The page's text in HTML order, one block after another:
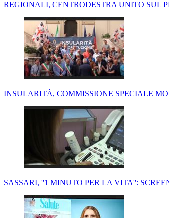
REGIONALI, CENTRODESTRA UNITO SUL
INSULARITÀ, COMMISSIONE SPECIALE
SASSARI, ''1 MINUTO PER LA VITA'':